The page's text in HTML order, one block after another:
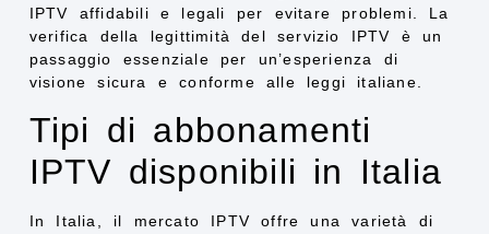
IPTV affidabili e legali per evitare problemi. La
verifica della legittimità del servizio IPTV è un
passaggio essenziale per un’esperienza di
visione sicura e conforme alle leggi italiane.
Tipi di abbonamenti
IPTV disponibili in Italia
In Italia, il mercato IPTV offre una varietà di